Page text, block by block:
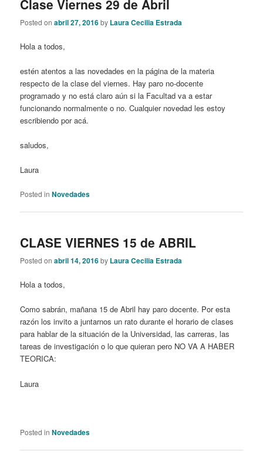
Clase Viernes 29 de Abril
Posted onabril 27, 2016by Laura Cecilia Estrada
Hola a todos,
estén atentos a las novedades en la página de la materia
respecto de la clase del viernes. Hay paro no-docente
programado y no está claro aún si la Facultad va a estar
funcionando normalmente o no. Cualquier novedad les estoy
escribiendo por acá.
saludos,
Laura
Posted in Novedades
CLASE VIERNES 15 de ABRIL
Posted onabril 14, 2016by Laura Cecilia Estrada
Hola a todos,
Como sabrán, mañana 15 de Abril hay paro docente. Por esta
razón los invito a juntarnos un rato durante el horario de clases
para hablar de la situación de la Universidad, las carreras, las
tareas de investigación o lo que quieran pero NO VA A HABER
TEORICA:
Laura
Posted in Novedades